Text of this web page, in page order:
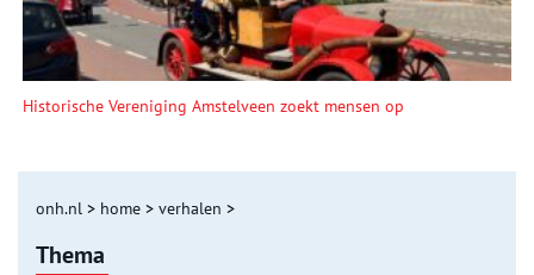
Historische Vereniging Amstelveen zoekt mensen op
onh.nl > home > verhalen >
Thema